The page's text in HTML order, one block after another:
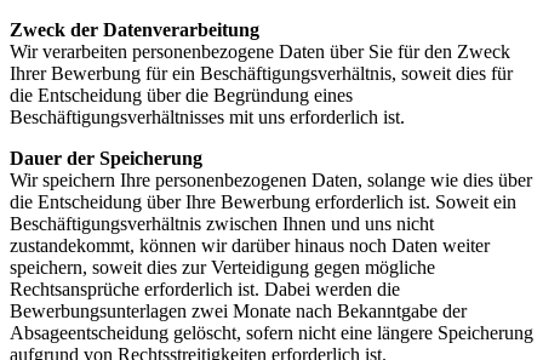
Zweck der Datenverarbeitung
Wir verarbeiten personenbezogene Daten über Sie für den Zweck
Ihrer Bewerbung für ein Beschäftigungsverhältnis, soweit dies für
die Entscheidung über die Begründung eines
Beschäftigungsverhältnisses mit uns erforderlich ist.
Dauer der Speicherung
Wir speichern Ihre personenbezogenen Daten, solange wie dies über
die Entscheidung über Ihre Bewerbung erforderlich ist. Soweit ein
Beschäftigungsverhältnis zwischen Ihnen und uns nicht
zustandekommt, können wir darüber hinaus noch Daten weiter
speichern, soweit dies zur Verteidigung gegen mögliche
Rechtsansprüche erforderlich ist. Dabei werden die
Bewerbungsunterlagen zwei Monate nach Bekanntgabe der
Absageentscheidung gelöscht, sofern nicht eine längere Speicherung
aufgrund von Rechtsstreitigkeiten erforderlich ist.